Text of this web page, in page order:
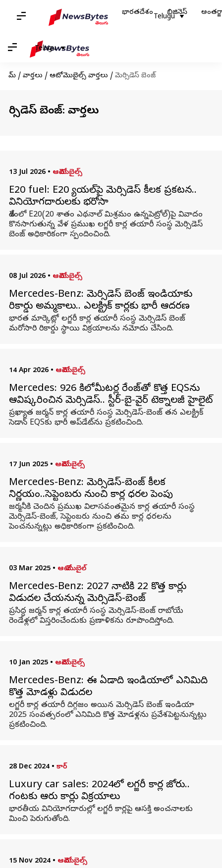
భారతదేశం బిజినెస్
Telugu
Telugu
హోమ్ / వార్తలు / ఆటోమొబైల్స్ వార్తలు / మెర్సిడెస్ బెంజ్
మెర్సిడెస్ బెంజ్: వార్తలు
13 Jul 2026 • ఆటోమొబైల్స్
E20 fuel: E20 ఫ్యూయల్‌పై మెర్సిడెస్‌ కీలక ప్రకటన..
వినియోగదారులకు భరోసా
దేశంలో E20(20 శాతం ఎథనాల్ మిశ్రమం ఉన్నపెట్రోల్)పై వివాదం
కొనసాగుతున్న వేళ ప్రముఖ లగ్జరీ కార్ల తయారీ సంస్థ మెర్సిడెస్
బెంజ్ అధికారికంగా స్పందించింది.
08 Jul 2026 • ఆటోమొబైల్స్
Mercedes-Benz: మెర్సిడెస్ బెంజ్ ఇండియాకు
రికార్డు అమ్మకాలు.. ఎలక్ట్రిక్ కార్లకు భారీ ఆదరణ
భారత మార్కెట్లో లగ్జరీ కార్ల తయారీ సంస్థ మెర్సిడెస్ బెంజ్
మరోసారి రికార్డు స్థాయి విక్రయాలను నమోదు చేసింది.
14 Apr 2026 • ఆటోమొబైల్స్
Mercedes: 926 కిలోమీటర్ల రేంజ్‌తో కొత్త EQSను
ఆవిష్కరించిన మెర్సిడెస్.. స్టీర్-బై-వైర్ టెక్నాలజీ హైలైట్
ప్రఖ్యాత జర్మన్ కార్ల తయారీ సంస్థ మెర్సిడెస్-బెంజ్ తన ఎలక్ట్రిక్
సెడాన్ EQSకు భారీ అప్‌డేట్‌ను ప్రకటించింది.
17 Jun 2025 • ఆటోమొబైల్స్
Mercedes-Benz: మెర్సిడెస్‌-బెంజ్‌ కీలక
నిర్ణయం..సెప్టెంబరు నుంచి కార్ల ధరల పెంపు
జర్మనీకి చెందిన ప్రముఖ విలాసవంతమైన కార్ల తయారీ సంస్థ
మెర్సిడెస్-బెంజ్, సెప్టెంబరు నుంచి తమ కార్ల ధరలను
పెంచనున్నట్లు అధికారికంగా ప్రకటించింది.
03 Mar 2025 • ఆటో మొబైల్
Mercedes-Benz: 2027 నాటికి 22 కొత్త కార్లు
విడుదల చేయనున్న మెర్సిడెస్-బెంజ్
ప్రసిద్ధ జర్మన్ కార్ల తయారీ సంస్థ మెర్సిడెస్-బెంజ్ రాబోయే
రెండేళ్లలో విస్తరించేందుకు ప్రణాళికను రూపొందిస్తోంది.
10 Jan 2025 • ఆటోమొబైల్స్
Mercedes-Benz: ఈ ఏడాది ఇండియాలో ఎనిమిది
కొత్త మోడళ్లు విడుదల
లగ్జరీ కార్ల తయారీ దిగ్గజం అయిన మెర్సిడెస్‌ బెంజ్‌ ఇండియా
2025 సంవత్సరంలో ఎనిమిది కొత్త మోడళ్లను ప్రవేశపెట్టనున్నట్లు
ప్రకటించింది.
28 Dec 2024 • కార్
Luxury car sales: 2024లో లగ్జరీ కార్ల జోరు..
గంటకు ఆరు కార్లు విక్రయాలు
భారతీయ వినియోగదారుల్లో లగ్జరీ కార్లపై ఆసక్తి అంచనాలకు
మించి పెరుగుతోంది.
15 Nov 2024 • ఆటోమొబైల్స్